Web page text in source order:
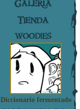
Galería
Tienda
WOODIES
Diccionario fermentado